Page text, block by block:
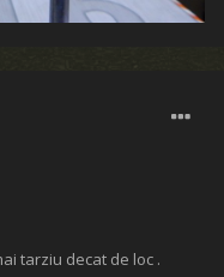
tarziu decat de loc .